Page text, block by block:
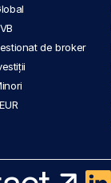
de broker